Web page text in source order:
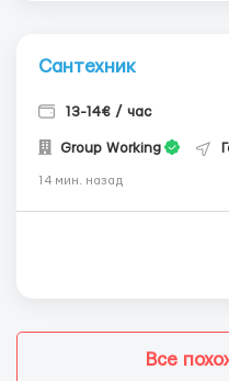
Сантехник
13-14€ / час
Group Working
14 мин. назад
Все